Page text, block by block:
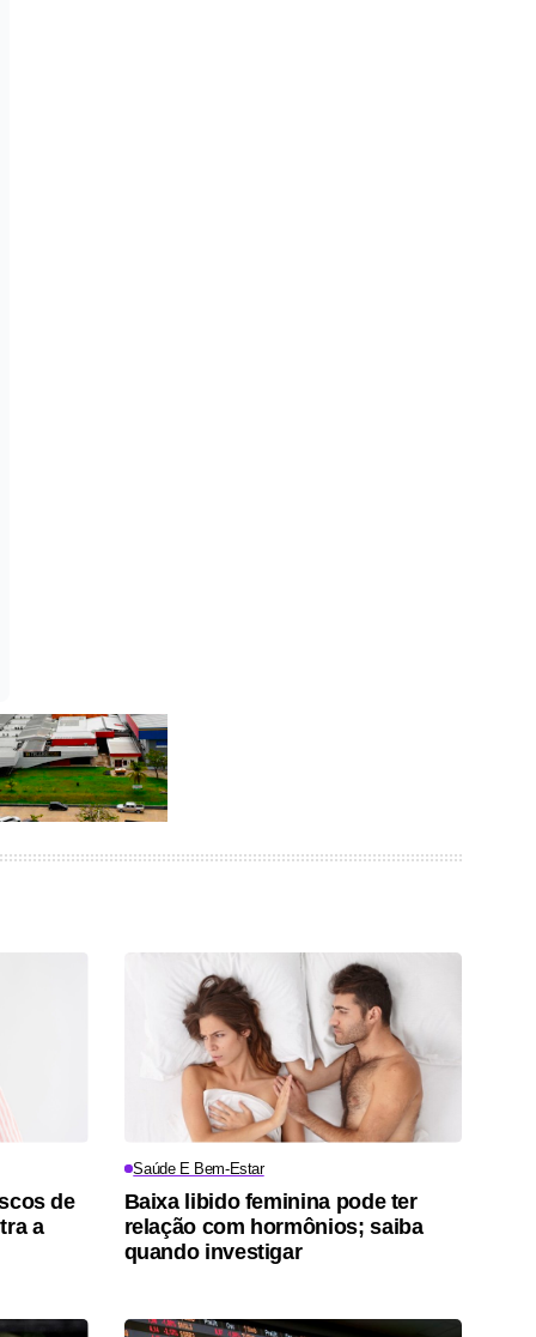
de
a
Saúde E Bem-Estar
Baixa libido feminina pode ter
relação com hormônios; saiba
quando investigar